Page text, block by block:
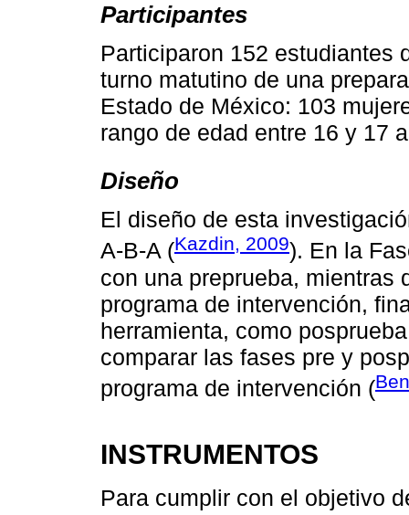
Participantes
Participaron 152 estudiantes
turno matutino de una
Estado de México: 103
rango de edad entre 16 y 17
Diseño
El diseño de esta
A-B-A (Kazdin, 2009). En la
con una preprueba, mientras
programa de intervención,
herramienta, como
comparar las fases pre y
programa de intervención (
INSTRUMENTOS
Para cumplir con el objetivo